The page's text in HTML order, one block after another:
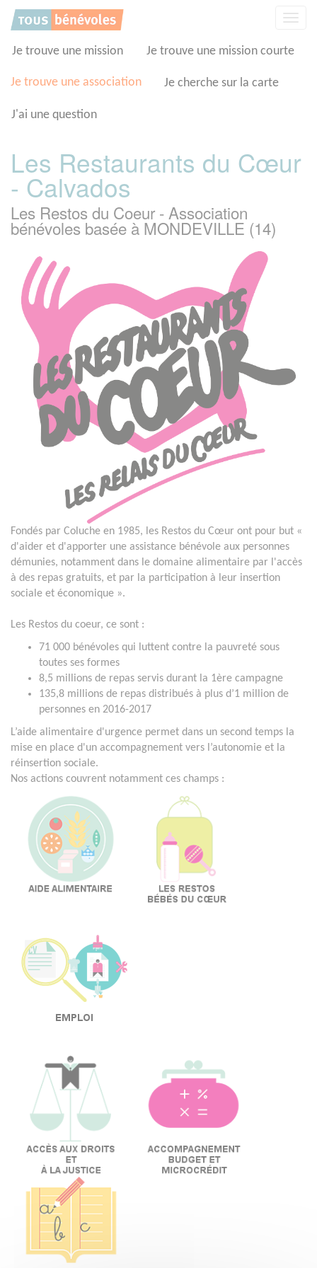
Je trouve une mission Je trouve une mission courte
Je trouve une association Je cherche sur la carte
J'ai une question
Les Restaurants du Cœur
- Calvados
Les Restos du Coeur - Association
bénévoles basée à MONDEVILLE (14)
Fondés par Coluche en 1985, les Restos du Cœur ont pour but «
d'aider et d'apporter une assistance bénévole aux personnes
démunies, notamment dans le domaine alimentaire par l'accès
à des repas gratuits, et par la participation à leur insertion
sociale et économique ».
Les Restos du coeur, ce sont :
71 000 bénévoles qui luttent contre la pauvreté sous
toutes ses formes
8,5 millions de repas servis durant la 1ère campagne
135,8 millions de repas distribués à plus d’1 million de
personnes en 2016-2017
L’aide alimentaire d'urgence permet dans un second temps la
mise en place d'un accompagnement vers l’autonomie et la
réinsertion sociale.
Nos actions couvrent notamment ces champs :
Panneau de gestion des cookies